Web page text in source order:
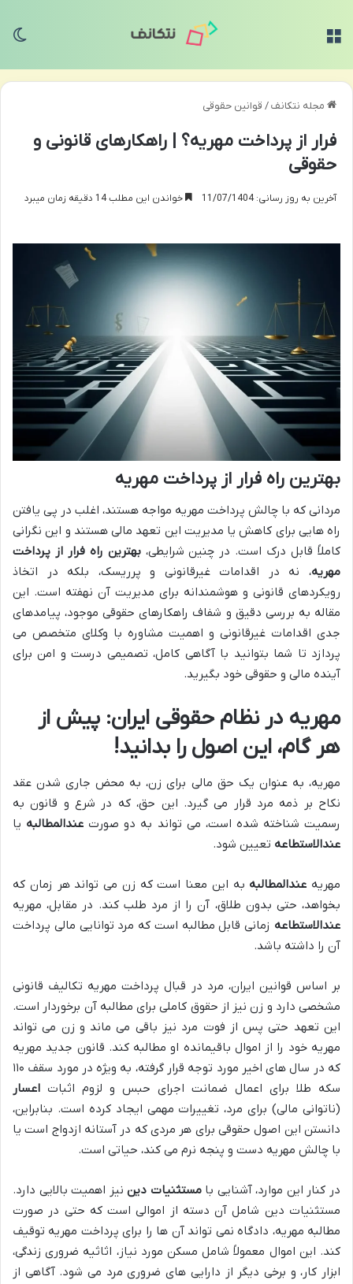
مجله نتکانف/ قوانین حقوقی
فرار از پرداخت مهریه؟ | راهکارهای قانونی و
حقوقی
آخرین به روز رسانی: 11/07/1404 خواندن این مطلب 14 دقیقه زمان میبرد
بهترین راه فرار از پرداخت مهریه
مردانی که با چالش پرداخت مهریه مواجه هستند، اغلب در پی یافتن
راه هایی برای کاهش یا مدیریت این تعهد مالی هستند و این نگرانی
کاملاً قابل درک است. در چنین شرایطی،بهترین راه فرار از پرداخت
مهریه، نه در اقدامات غیرقانونی و پرریسک، بلکه در اتخاذ
رویکردهای قانونی و هوشمندانه برای مدیریت آن نهفته است. این
مقاله به بررسی دقیق و شفاف راهکارهای حقوقی موجود، پیامدهای
جدی اقدامات غیرقانونی و اهمیت مشاوره با وکلای متخصص می
پردازد تا شما بتوانید با آگاهی کامل، تصمیمی درست و امن برای
آینده مالی و حقوقی خود بگیرید.
مهریه در نظام حقوقی ایران: پیش از
هر گام، این اصول را بدانید!
مهریه، به عنوان یک حق مالی برای زن، به محض جاری شدن عقد
نکاح بر ذمه مرد قرار می گیرد. این حق، که در شرع و قانون به
رسمیت شناخته شده است، می تواند به دو صورت عندالمطالبه یا
عندالاستطاعه تعیین شود.
مهریه عندالمطالبه به این معنا است که زن می تواند هر زمان که
بخواهد، حتی بدون طلاق، آن را از مرد طلب کند. در مقابل، مهریه
عندالاستطاعه زمانی قابل مطالبه است که مرد توانایی مالی پرداخت
آن را داشته باشد.
بر اساس قوانین ایران، مرد در قبال پرداخت مهریه تکالیف قانونی
مشخصی دارد و زن نیز از حقوق کاملی برای مطالبه آن برخوردار است.
این تعهد حتی پس از فوت مرد نیز باقی می ماند و زن می تواند
مهریه خود را از اموال باقیمانده او مطالبه کند. قانون جدید مهریه
که در سال های اخیر مورد توجه قرار گرفته، به ویژه در مورد سقف ۱۱۰
سکه طلا برای اعمال ضمانت اجرای حبس و لزوم اثبات اعسار
(ناتوانی مالی) برای مرد، تغییرات مهمی ایجاد کرده است. بنابراین،
دانستن این اصول حقوقی برای هر مردی که در آستانه ازدواج است یا
با چالش مهریه دست و پنجه نرم می کند، حیاتی است.
در کنار این موارد، آشنایی بامستثنیات دیننیز اهمیت بالایی دارد.
مستثنیات دین شامل آن دسته از اموالی است که حتی در صورت
مطالبه مهریه، دادگاه نمی تواند آن ها را برای پرداخت مهریه توقیف
کند. این اموال معمولاً شامل مسکن مورد نیاز، اثاثیه ضروری زندگی،
ابزار کار، و برخی دیگر از دارایی های ضروری مرد می شود. آگاهی از